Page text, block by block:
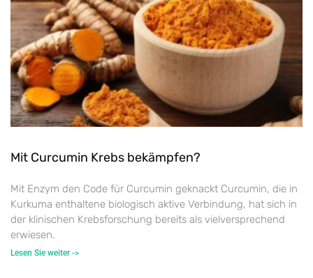
Mit Curcumin Krebs bekämpfen?
Mit Enzym den Code für Curcumin geknackt Curcumin, die in
Kurkuma enthaltene biologisch aktive Verbindung, hat sich in
der klinischen Krebsforschung bereits als vielversprechend
erwiesen.
Lesen Sie weiter ->